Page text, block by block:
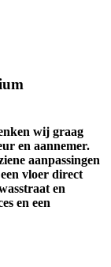
wij graag
en aannemer.
aanpassingen
vloer direct
en
en een